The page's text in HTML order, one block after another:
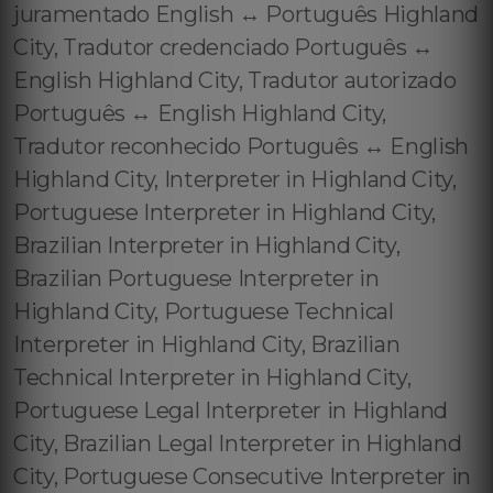
juramentado English ↔️ Português Highland
City, Tradutor credenciado Português ↔️
English Highland City, Tradutor autorizado
Português ↔️ English Highland City,
Tradutor reconhecido Português ↔️ English
Highland City, Interpreter in Highland City,
Portuguese Interpreter in Highland City,
Brazilian Interpreter in Highland City,
Brazilian Portuguese Interpreter in
Highland City, Portuguese Technical
Interpreter in Highland City, Brazilian
Technical Interpreter in Highland City,
Portuguese Legal Interpreter in Highland
City, Brazilian Legal Interpreter in Highland
City, Portuguese Consecutive Interpreter in